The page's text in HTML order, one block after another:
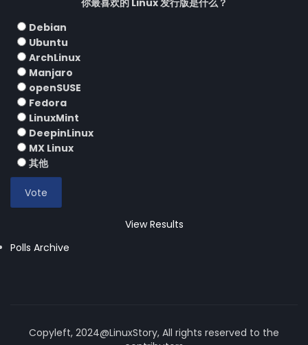
你最喜欢的 Linux 发行版是什么？
Debian
Ubuntu
ArchLinux
Manjaro
openSUSE
Fedora
LinuxMint
DeepinLinux
MX Linux
其他
View Results
Polls Archive
Copyleft, 2024@LinuxStory, All rights reserved to the